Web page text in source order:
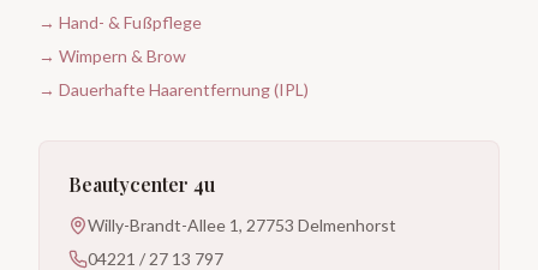
→ Hand- & Fußpflege
→ Wimpern & Brow
→ Dauerhafte Haarentfernung (IPL)
Beautycenter 4u
Willy-Brandt-Allee 1, 27753 Delmenhorst
04221 / 27 13 797